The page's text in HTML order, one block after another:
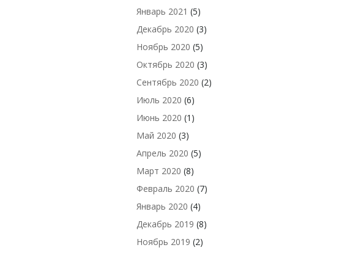
Январь 2021 (5)
Декабрь 2020 (3)
Ноябрь 2020 (5)
Октябрь 2020 (3)
Сентябрь 2020 (2)
Июль 2020 (6)
Июнь 2020 (1)
Май 2020 (3)
Апрель 2020 (5)
Март 2020 (8)
Февраль 2020 (7)
Январь 2020 (4)
Декабрь 2019 (8)
Ноябрь 2019 (2)